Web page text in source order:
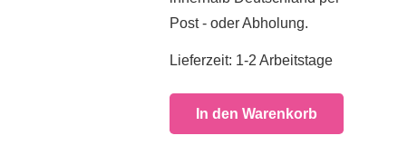
Post - oder Abholung.
Lieferzeit: 1-2 Arbeitstage
In den Warenkorb